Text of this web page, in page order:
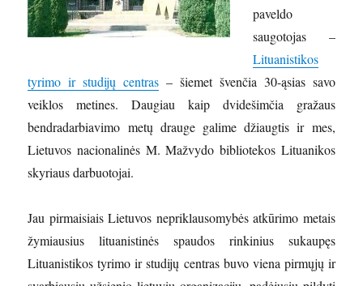
paveldo
saugotojas –
Lituanistikos
tyrimo ir studijų centras – šiemet švenčia 30-ąsias savo
veiklos metines. Daugiau kaip dvidešimčia gražaus
bendradarbiavimo metų drauge galime džiaugtis ir mes,
Lietuvos nacionalinės M. Mažvydo bibliotekos Lituanikos
skyriaus darbuotojai.
Jau pirmaisiais Lietuvos nepriklausomybės atkūrimo metais
žymiausius lituanistinės spaudos rinkinius sukaupęs
Lituanistikos tyrimo ir studijų centras buvo viena pirmųjų ir